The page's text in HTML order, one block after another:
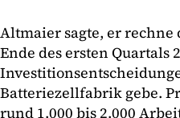
Altmaier sagte, er rechne
Ende des ersten Quartals
Batteriezellfabrik gebe.
rund 1.000 bis 2.000